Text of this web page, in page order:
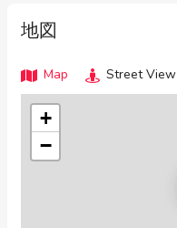
地図
Map Street View
+
−